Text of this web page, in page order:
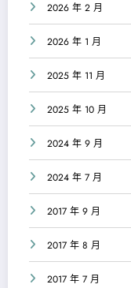
2026 年 2 月
2026 年 1 月
2025 年 11 月
2025 年 10 月
2024 年 9 月
2024 年 7 月
2017 年 9 月
2017 年 8 月
2017 年 7 月